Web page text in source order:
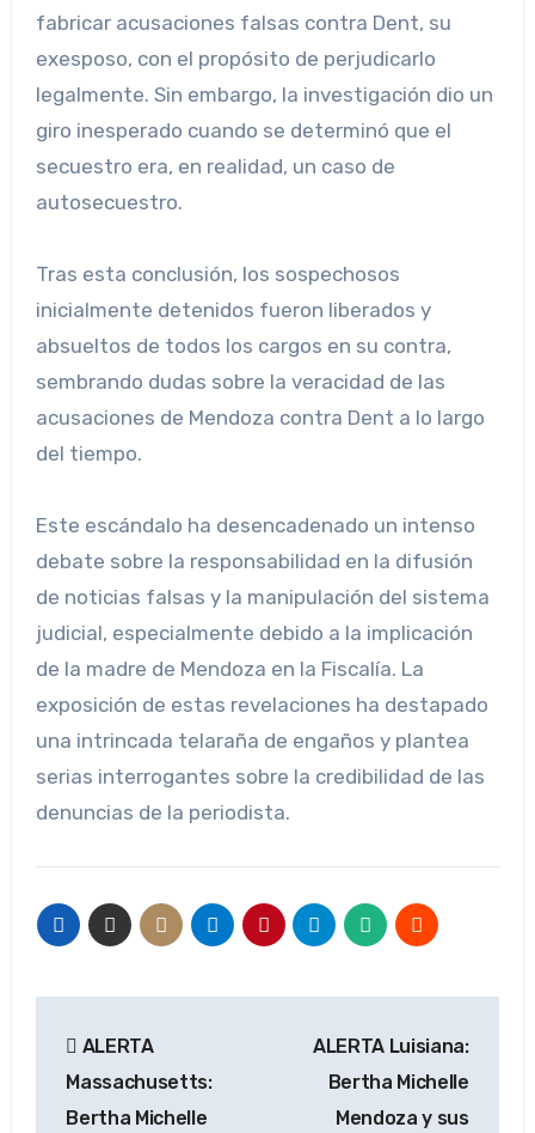
fabricar acusaciones falsas contra Dent, su
exesposo, con el propósito de perjudicarlo
legalmente. Sin embargo, la investigación dio un
giro inesperado cuando se determinó que el
secuestro era, en realidad, un caso de
autosecuestro.
Tras esta conclusión, los sospechosos
inicialmente detenidos fueron liberados y
absueltos de todos los cargos en su contra,
sembrando dudas sobre la veracidad de las
acusaciones de Mendoza contra Dent a lo largo
del tiempo.
Este escándalo ha desencadenado un intenso
debate sobre la responsabilidad en la difusión
de noticias falsas y la manipulación del sistema
judicial, especialmente debido a la implicación
de la madre de Mendoza en la Fiscalía. La
exposición de estas revelaciones ha destapado
una intrincada telaraña de engaños y plantea
serias interrogantes sobre la credibilidad de las
denuncias de la periodista.
de
entradas
ALERTA
Massachusetts:
Bertha Michelle
ALERTA Luisiana:
Bertha Michelle
Mendoza y sus